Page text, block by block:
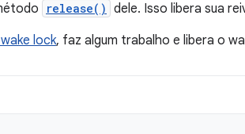
release() dele. Isso libera sua
lock, faz algum trabalho e libera o